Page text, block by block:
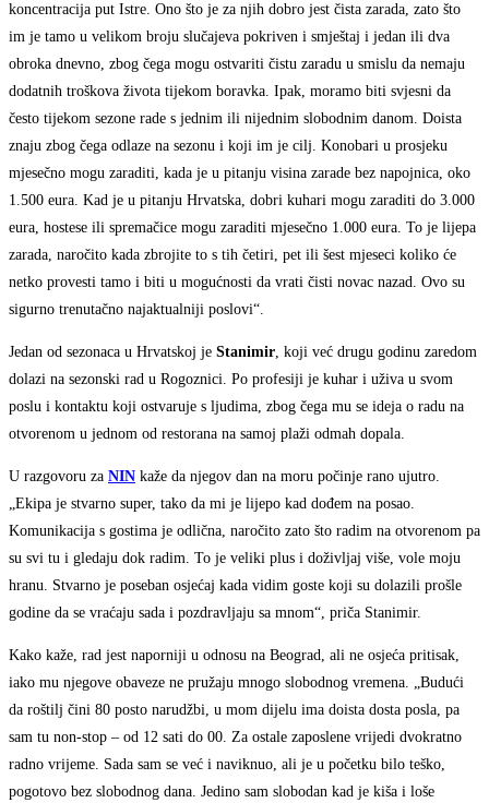
koncentracija put Istre. Ono što je za njih dobro jest čista zarada, zato što
im je tamo u velikom broju slučajeva pokriven i smještaj i jedan ili dva
obroka dnevno, zbog čega mogu ostvariti čistu zaradu u smislu da nemaju
dodatnih troškova života tijekom boravka. Ipak, moramo biti svjesni da
često tijekom sezone rade s jednim ili nijednim slobodnim danom. Doista
znaju zbog čega odlaze na sezonu i koji im je cilj. Konobari u prosjeku
mjesečno mogu zaraditi, kada je u pitanju visina zarade bez napojnica, oko
1.500 eura. Kad je u pitanju Hrvatska, dobri kuhari mogu zaraditi do 3.000
eura, hostese ili spremačice mogu zaraditi mjesečno 1.000 eura. To je lijepa
zarada, naročito kada zbrojite to s tih četiri, pet ili šest mjeseci koliko će
netko provesti tamo i biti u mogućnosti da vrati čisti novac nazad. Ovo su
sigurno trenutačno najaktualniji poslovi“.
Jedan od sezonaca u Hrvatskoj je Stanimir, koji već drugu godinu zaredom
dolazi na sezonski rad u Rogoznici. Po profesiji je kuhar i uživa u svom
poslu i kontaktu koji ostvaruje s ljudima, zbog čega mu se ideja o radu na
otvorenom u jednom od restorana na samoj plaži odmah dopala.
U razgovoru za NIN kaže da njegov dan na moru počinje rano ujutro.
„Ekipa je stvarno super, tako da mi je lijepo kad dođem na posao.
Komunikacija s gostima je odlična, naročito zato što radim na otvorenom pa
su svi tu i gledaju dok radim. To je veliki plus i doživljaj više, vole moju
hranu. Stvarno je poseban osjećaj kada vidim goste koji su dolazili prošle
godine da se vraćaju sada i pozdravljaju sa mnom“, priča Stanimir.
Kako kaže, rad jest naporniji u odnosu na Beograd, ali ne osjeća pritisak,
iako mu njegove obaveze ne pružaju mnogo slobodnog vremena. „Budući
da roštilj čini 80 posto narudžbi, u mom dijelu ima doista dosta posla, pa
sam tu non-stop – od 12 sati do 00. Za ostale zaposlene vrijedi dvokratno
radno vrijeme. Sada sam se već i naviknuo, ali je u početku bilo teško,
pogotovo bez slobodnog dana. Jedino sam slobodan kad je kiša i loše